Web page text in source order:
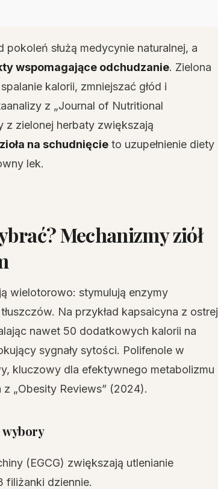
pokoleń służą medycynie naturalnej, a
wspomagające odchudzanie. Zielona
kalorii, zmniejszać głód i
z „Journal of Nutritional
z zielonej herbaty zwiększają
zioła na schudnięcie to uzupełnienie diety
lek.
Mechanizmyziół
wielotorowo: stymulują enzymy
Na przykład kapsaicyna z ostrej
nawet 50 dodatkowych kalorii na
sygnały sytości. Polifenole w
kluczowy dla efektywnego metabolizmu
„Obesity Reviews” (2024).
wybory
(EGCG) zwiększają utlenianie
filiżanki dziennie.